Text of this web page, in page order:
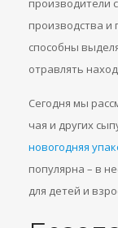
производители
производства
способны
отравлять
Сегодня мы
чая и других
новогодняя
популярна – в
для детей и